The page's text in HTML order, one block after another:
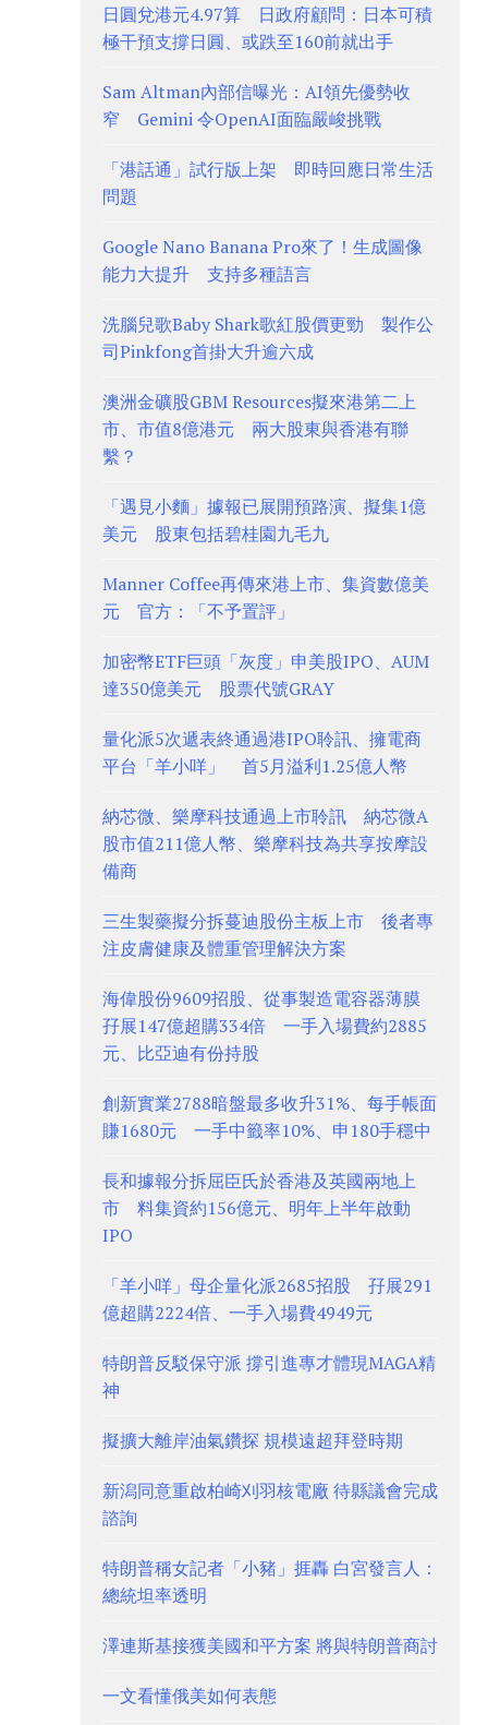
日圓兌港元4.97算 日政府顧問：日本可積
極干預支撐日圓、或跌至160前就出手
Sam Altman內部信曝光：AI領先優勢收
窄 Gemini 令OpenAI面臨嚴峻挑戰
「港話通」試行版上架 即時回應日常生活
問題
Google Nano Banana Pro來了！生成圖像
能力大提升 支持多種語言
洗腦兒歌Baby Shark歌紅股價更勁 製作公
司Pinkfong首掛大升逾六成
澳洲金礦股GBM Resources擬來港第二上
市、市值8億港元 兩大股東與香港有聯
繫？
「遇見小麵」據報已展開預路演、擬集1億
美元 股東包括碧桂園九毛九
Manner Coffee再傳來港上市、集資數億美
元 官方：「不予置評」
加密幣ETF巨頭「灰度」申美股IPO、AUM
達350億美元 股票代號GRAY
量化派5次遞表終通過港IPO聆訊、擁電商
平台「羊小咩」 首5月溢利1.25億人幣
納芯微、樂摩科技通過上市聆訊 納芯微A
股市值211億人幣、樂摩科技為共享按摩設
備商
三生製藥擬分拆蔓迪股份主板上市 後者專
注皮膚健康及體重管理解決方案
海偉股份9609招股、從事製造電容器薄膜
孖展147億超購334倍 一手入場費約2885
元、比亞迪有份持股
創新實業2788暗盤最多收升31%、每手帳面
賺1680元 一手中籤率10%、申180手穩中
長和據報分拆屈臣氏於香港及英國兩地上
市 料集資約156億元、明年上半年啟動
IPO
「羊小咩」母企量化派2685招股 孖展291
億超購2224倍、一手入場費4949元
特朗普反駁保守派 撐引進專才體現MAGA精
神
擬擴大離岸油氣鑽探 規模遠超拜登時期
新潟同意重啟柏崎刈羽核電廠 待縣議會完成
諮詢
特朗普稱女記者「小豬」捱轟 白宮發言人：
總統坦率透明
澤連斯基接獲美國和平方案 將與特朗普商討
一文看懂俄美如何表態